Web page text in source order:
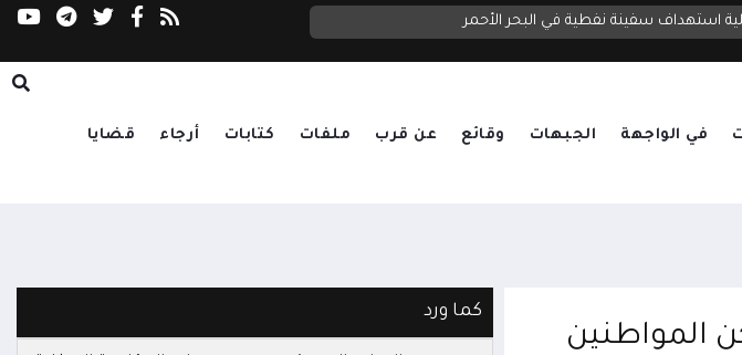
استهداف سفينة نفطية في البحر الأحمر
في الواجهة الجبهات وقائع عن قرب ملفات كتابات أرجاء قضايا
المواطنين
كما ورد